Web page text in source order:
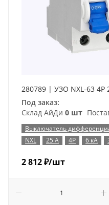
280789 | УЗО NXL-63 4P
Под заказ:
Склад АйДи 0 шт
Выключатель
NXL
25 А 4P 6 кА
2 812₽/шт